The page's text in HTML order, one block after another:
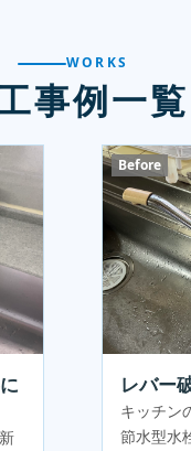
WORKS
事例一覧
Before
レバー
キッチン
節水型水